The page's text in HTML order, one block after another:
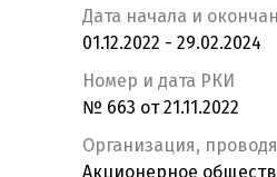
Дата начала и
01.12.2022 - 29.02.2024
Номер и дата РКИ
№ 663 от 21.11.2022
Организация,
Акционерное